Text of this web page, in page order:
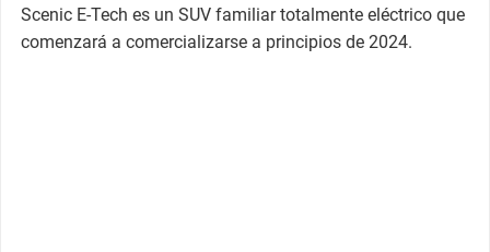
Scenic E-Tech es un SUV familiar totalmente eléctrico que
comenzará a comercializarse a principios de 2024.